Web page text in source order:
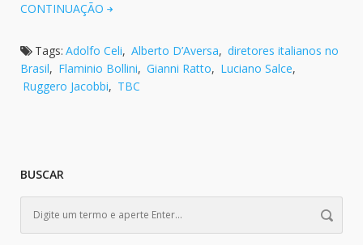
CONTINUAÇÃO
Tags: Adolfo Celi, Alberto D’Aversa, diretores italianos no
Brasil, Flaminio Bollini, Gianni Ratto, Luciano Salce,
Ruggero Jacobbi, TBC
BUSCAR